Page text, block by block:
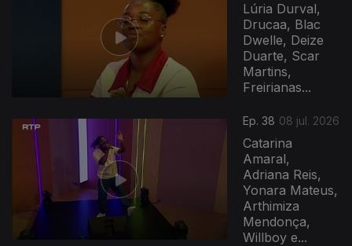
Lúria Durval,
Drucaa, Blac
Dwelle, Deize
Duarte, Scar
Martins,
Freirianas...
Ep. 38 08 jul. 2026
Catarina
Amaral,
Adriana Reis,
Yonara Mateus,
Arthimiza
Mendonça,
Willboy e...
941283